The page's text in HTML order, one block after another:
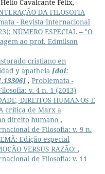
Cavalcante Félix,
DA FILOSOFIA
- Revista Internacional
NÚMERO ESPECIAL – "O
ao prof. Edmilson
cristiano en
y apatheia [doi:
, Problemata -
v. 4 n. 1 (2013)
DIREITOS HUMANOS E
A crítica de Marx a
direito humano ,
de Filosofia: v. 9 n.
Edição especial
VERSUS RAZÃO: ,
de Filosofia: v. 11